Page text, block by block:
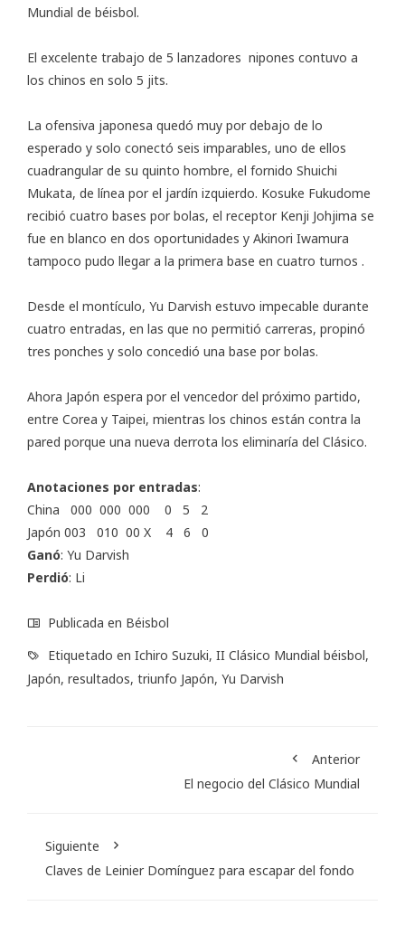
Mundial de béisbol.
El excelente trabajo de 5 lanzadores nipones contuvo a
los chinos en solo 5 jits.
La ofensiva japonesa quedó muy por debajo de lo
esperado y solo conectó seis imparables, uno de ellos
cuadrangular de su quinto hombre, el fornido Shuichi
Mukata, de línea por el jardín izquierdo. Kosuke Fukudome
recibió cuatro bases por bolas, el receptor Kenji Johjima se
fue en blanco en dos oportunidades y Akinori Iwamura
tampoco pudo llegar a la primera base en cuatro turnos .
Desde el montículo, Yu Darvish estuvo impecable durante
cuatro entradas, en las que no permitió carreras, propinó
tres ponches y solo concedió una base por bolas.
Ahora Japón espera por el vencedor del próximo partido,
entre Corea y Taipei, mientras los chinos están contra la
pared porque una nueva derrota los eliminaría del Clásico.
Anotaciones por entradas:
China 000 000 000 0 5 2
Japón 003 010 00 X 4 6 0
Ganó: Yu Darvish
Perdió: Li
Publicada en Béisbol
Etiquetado en Ichiro Suzuki, II Clásico Mundial béisbol,
Japón, resultados, triunfo Japón, Yu Darvish
Anterior
El negocio del Clásico Mundial
Siguiente
Claves de Leinier Domínguez para escapar del fondo